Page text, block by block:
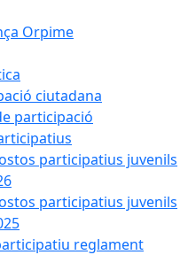
Orpime
ciutadana
participació
participatius juvenils
participatius juvenils
reglament